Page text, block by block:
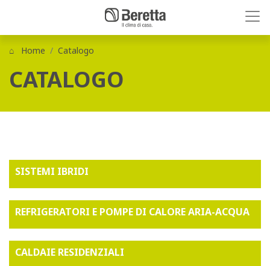
Home Catalogo
CATALOGO
SISTEMI IBRIDI
REFRIGERATORI E POMPE DI CALORE ARIA-ACQUA
CALDAIE RESIDENZIALI